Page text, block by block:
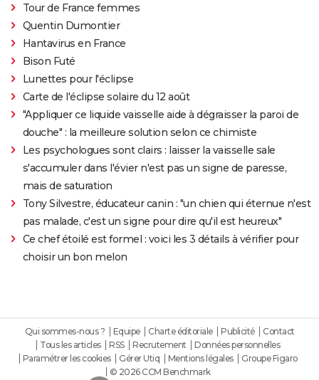
Tour de France femmes
Quentin Dumontier
Hantavirus en France
Bison Futé
Lunettes pour l'éclipse
Carte de l'éclipse solaire du 12 août
"Appliquer ce liquide vaisselle aide à dégraisser la paroi de
douche" : la meilleure solution selon ce chimiste
Les psychologues sont clairs : laisser la vaisselle sale
s'accumuler dans l'évier n'est pas un signe de paresse,
mais de saturation
Tony Silvestre, éducateur canin : "un chien qui éternue n'est
pas malade, c'est un signe pour dire qu'il est heureux"
Ce chef étoilé est formel : voici les 3 détails à vérifier pour
choisir un bon melon
Qui sommes-nous ? Equipe Charte éditoriale Publicité
Contact
Tous les articles
RSS Recrutement
Données personnelles
Paramétrer les cookies
Gérer Utiq Mentions légales
Groupe Figaro
© 2026 CCM Benchmark